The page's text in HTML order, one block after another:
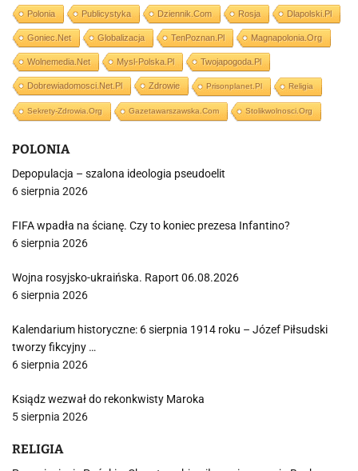
Polonia Publicystyka Dziennik.com Rosja Dlapolski.pl
Goniec.net Globalizacja TenPoznan.pl Magnapolonia.org
Wolnemedia.net Mysl-Polska.pl Twojapogoda.pl
Dobrewiadomosci.net.pl Zdrowie Prisonplanet.pl Religia
Sekrety-Zdrowia.org Gazetawarszawska.com Stolikwolnosci.org
POLONIA
Depopulacja – szalona ideologia pseudoelit
6 sierpnia 2026
FIFA wpadła na ścianę. Czy to koniec prezesa Infantino?
6 sierpnia 2026
Wojna rosyjsko-ukraińska. Raport 06.08.2026
6 sierpnia 2026
Kalendarium historyczne: 6 sierpnia 1914 roku – Józef Piłsudski
tworzy fikcyjny …
6 sierpnia 2026
Ksiądz wezwał do rekonkwisty Maroka
5 sierpnia 2026
RELIGIA